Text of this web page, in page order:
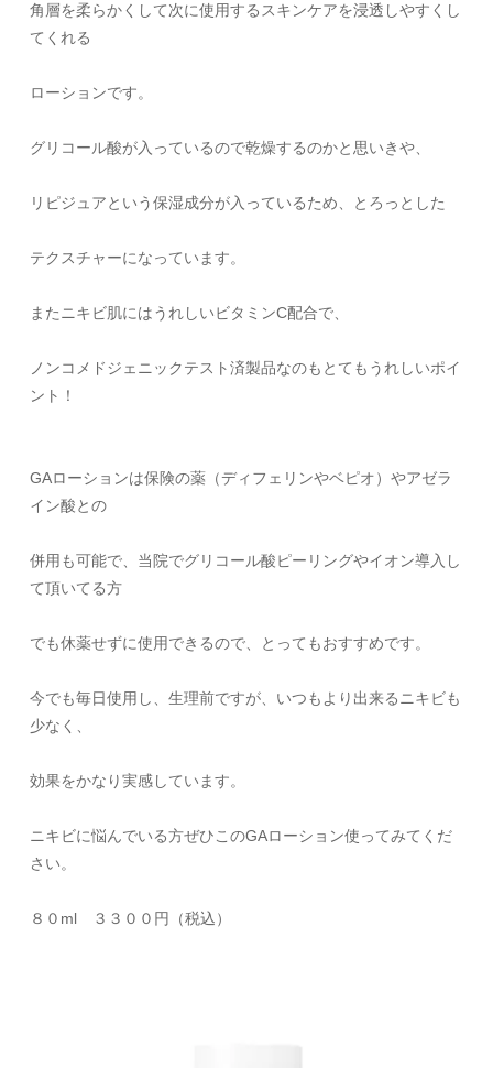
角層を柔らかくして次に使用するスキンケアを浸透しやすくし
てくれる
ローションです。
グリコール酸が入っているので乾燥するのかと思いきや、
リピジュアという保湿成分が入っているため、とろっとした
テクスチャーになっています。
またニキビ肌にはうれしいビタミンC配合で、
ノンコメドジェニックテスト済製品なのもとてもうれしいポイ
ント！
GAローションは保険の薬（ディフェリンやベピオ）やアゼラ
イン酸との
併用も可能で、当院でグリコール酸ピーリングやイオン導入し
て頂いてる方
でも休薬せずに使用できるので、とってもおすすめです。
今でも毎日使用し、生理前ですが、いつもより出来るニキビも
少なく、
効果をかなり実感しています。
ニキビに悩んでいる方ぜひこのGAローション使ってみてくだ
さい。
８０ml ３３００円（税込）